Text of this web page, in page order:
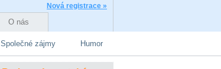
Nová registrace »
O nás
Společné zájmy Humor